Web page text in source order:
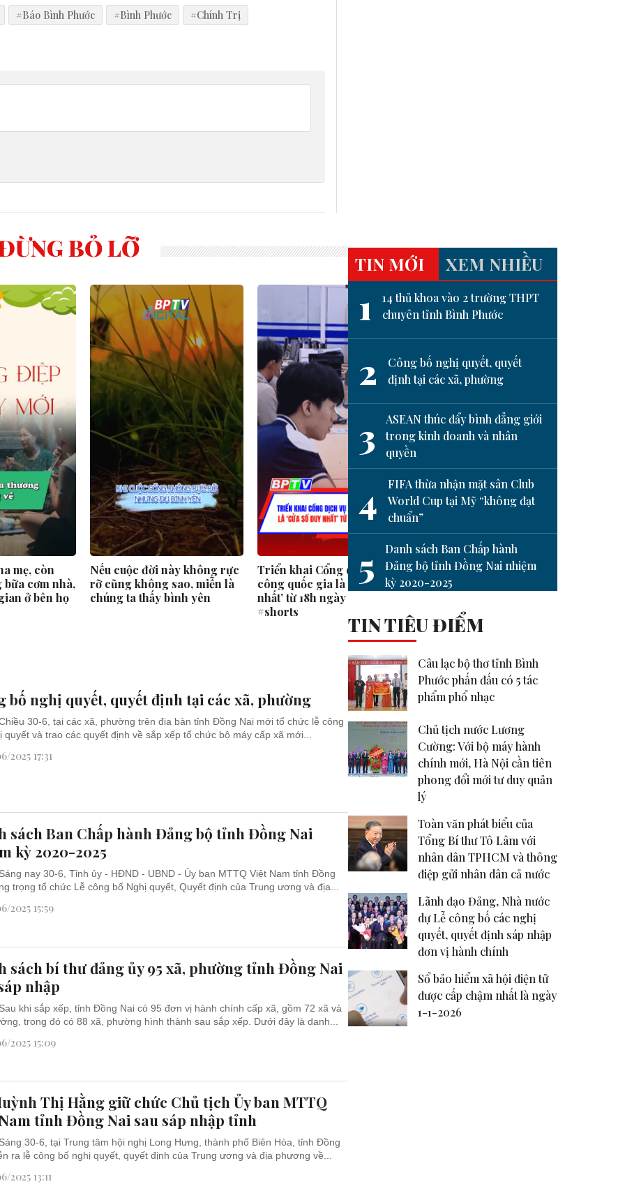
#Báo Bình Phước #Bình Phước #Chính Trị
BỎ LỠ
mẹ, còn
cơm nhà,
ở bên họ
Nếu cuộc đời này không rực
rỡ cũng không sao, miễn là
chúng ta thấy bình yên
Triển khai Cổng dịch vụ
công quốc gia là ‘cửa số duy
nhất’ từ 18h ngày 27-6
#shorts
Hạnh phúc là khi ta nhận ra
next
bố nghị quyết, quyết định tại các xã, phường
30-6, tại các xã, phường trên địa bàn tỉnh Đồng Nai mới tổ chức lễ công
quyết và trao các quyết định về sắp xếp tổ chức bộ máy cấp xã mới...
2025 17:31
sách Ban Chấp hành Đảng bộ tỉnh Đồng Nai
kỳ 2020-2025
nay 30-6, Tỉnh ủy - HĐND - UBND - Ủy ban MTTQ Việt Nam tỉnh Đồng
trọng tổ chức Lễ công bố Nghị quyết, Quyết định của Trung ương và địa...
2025 15:59
sách bí thư đảng ủy 95 xã, phường tỉnh Đồng Nai
nhập
khi sắp xếp, tỉnh Đồng Nai có 95 đơn vị hành chính cấp xã, gồm 72 xã và
trong đó có 88 xã, phường hình thành sau sắp xếp. Dưới đây là danh...
2025 15:09
Thị Hằng giữ chức Chủ tịch Ủy ban MTTQ
tỉnh Đồng Nai sau sáp nhập tỉnh
30-6, tại Trung tâm hội nghị Long Hưng, thành phố Biên Hòa, tỉnh Đồng
ra lễ công bố nghị quyết, quyết định của Trung ương và địa phương về...
2025 13:11
TIN MỚI XEM NHIỀU
1
14 thủ khoa vào 2 trường THPT
chuyên tỉnh Bình Phước
2
Công bố nghị quyết, quyết
định tại các xã, phường
3
ASEAN thúc đẩy bình đẳng giới
trong kinh doanh và nhân
quyền
4
FIFA thừa nhận mặt sân Club
World Cup tại Mỹ “không đạt
chuẩn”
5
Danh sách Ban Chấp hành
Đảng bộ tỉnh Đồng Nai nhiệm
kỳ 2020-2025
TIN TIÊU ĐIỂM
Câu lạc bộ thơ tỉnh Bình
Phước phấn đấu có 5 tác
phẩm phổ nhạc
Chủ tịch nước Lương
Cường: Với bộ máy hành
chính mới, Hà Nội cần tiên
phong đổi mới tư duy quản
lý
Toàn văn phát biểu của
Tổng Bí thư Tô Lâm với
nhân dân TPHCM và thông
điệp gửi nhân dân cả nước
Lãnh đạo Đảng, Nhà nước
dự Lễ công bố các nghị
quyết, quyết định sáp nhập
đơn vị hành chính
Sổ bảo hiểm xã hội điện tử
được cấp chậm nhất là ngày
1-1-2026